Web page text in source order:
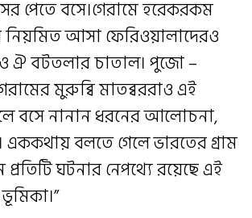
পেতে বসে।গেরামে হরেকরকম
নিয়মিত আসা ফেরিওয়ালাদের‌ও
ঐ বটতলার চাতাল। পুজো –
মুরুব্বি মাতব্বররাও এই
বসে নানান ধরনের আলোচনা,
এককথায় বলতে গেলে ভারতের গ্রাম
ঘটনার নেপথ্যে রয়েছে এই